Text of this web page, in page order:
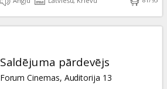
Saldējuma pārdevējs
Forum Cinemas, Auditorija 13